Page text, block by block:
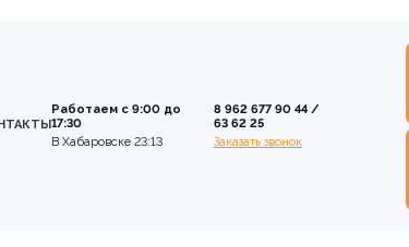
Работаем с 9:00 до
17:30
В Хабаровске 23:13
8 962 677 90 44/
63 62 25
Заказать звонок